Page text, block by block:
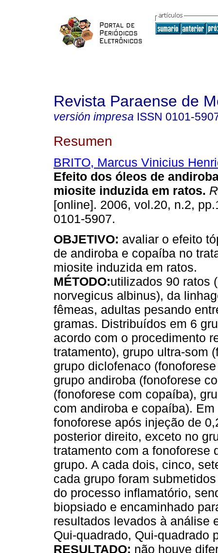
Revista Paraense de
versión impresa ISSN 0101-
Resumen
BRITO, Marcus Vinicius
Efeito dos óleos de
miosite induzida em ratos.
[online]. 2006, vol.20, n.2,
0101-5907.
OBJETIVO: avaliar o efeito
de andiroba e copaíba no
miosite induzida em ratos.
MÉTODO:utilizados 90 ratos
norvegicus albinus), da
fêmeas, adultas pesando
gramas. Distribuídos em 6
acordo com o procedimento
tratamento), grupo ultra-som
grupo diclofenaco
grupo andiroba (fonoforese
(fonoforese com copaíba),
com andiroba e copaíba).
fonoforese após injeção de
posterior direito, exceto no
tratamento com a fonoforese
grupo. A cada dois, cinco,
cada grupo foram
do processo inflamatório,
biopsiado e encaminhado
resultados levados à análise
Qui-quadrado, Qui-quadrado
RESULTADO: não houve